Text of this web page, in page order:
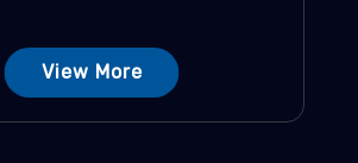
View More